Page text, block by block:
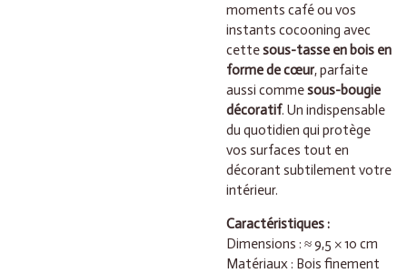
moments café ou vos
instants cocooning avec
cettesous-tasse en bois en
forme de cœur, parfaite
aussi commesous-bougie
décoratif. Un indispensable
du quotidien qui protège
vos surfaces tout en
décorant subtilement votre
intérieur.
Caractéristiques :
Dimensions : ≈ 9,5 × 10 cm
Matériaux : Bois finement